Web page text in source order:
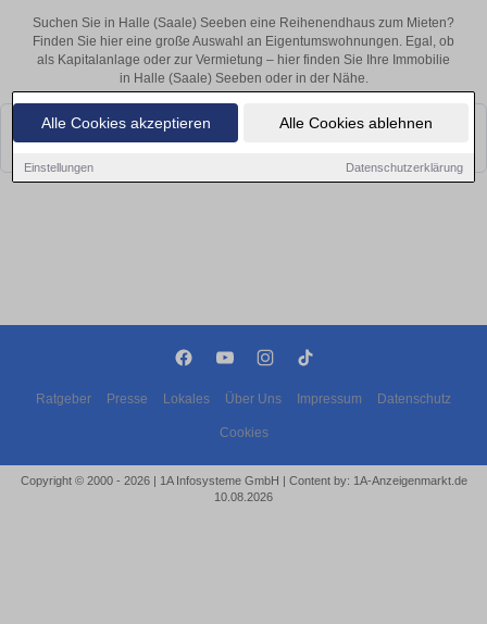
Alle Cookies akzeptieren Alle Cookies ablehnen
Einstellungen Datenschutzerklärung
Suchen Sie in Halle (Saale) Seeben eine Reihenendhaus zum Mieten?
Finden Sie hier eine große Auswahl an Eigentumswohnungen. Egal, ob
als Kapitalanlage oder zur Vermietung – hier finden Sie Ihre Immobilie
in Halle (Saale) Seeben oder in der Nähe.
Leider konnten wir derzeit keine passenden Objekte finden. Schauen Sie
bald wieder vorbei!
Ratgeber Presse Lokales Über Uns Impressum Datenschutz
Cookies
Copyright © 2000 - 2026 | 1A Infosysteme GmbH | Content by: 1A-Anzeigenmarkt.de
10.08.2026